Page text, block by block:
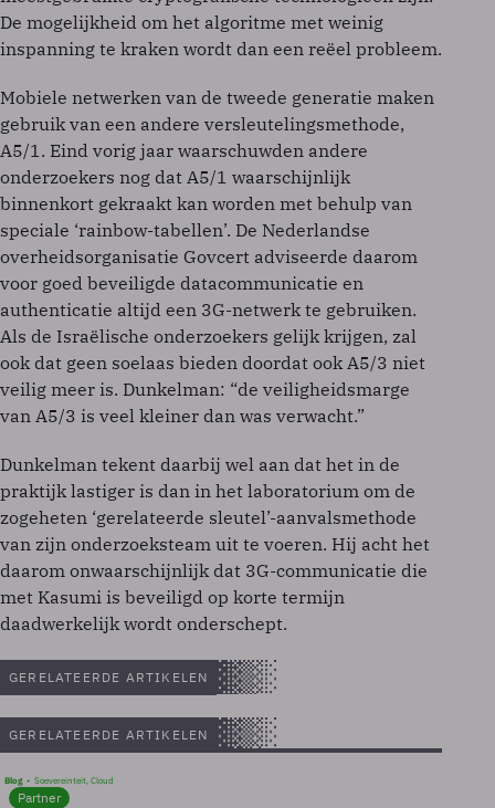
De mogelijkheid om het algoritme met weinig
inspanning te kraken wordt dan een reëel probleem.
Mobiele netwerken van de tweede generatie maken
gebruik van een andere versleutelingsmethode,
A5/1. Eind vorig jaar waarschuwden andere
onderzoekers nog dat A5/1 waarschijnlijk
binnenkort gekraakt kan worden met behulp van
speciale ‘rainbow-tabellen’. De Nederlandse
overheidsorganisatie Govcert adviseerde daarom
voor goed beveiligde datacommunicatie en
authenticatie altijd een 3G-netwerk te gebruiken.
Als de Israëlische onderzoekers gelijk krijgen, zal
ook dat geen soelaas bieden doordat ook A5/3 niet
veilig meer is. Dunkelman: “de veiligheidsmarge
van A5/3 is veel kleiner dan was verwacht.”
Dunkelman tekent daarbij wel aan dat het in de
praktijk lastiger is dan in het laboratorium om de
zogeheten ‘gerelateerde sleutel’-aanvalsmethode
van zijn onderzoeksteam uit te voeren. Hij acht het
daarom onwaarschijnlijk dat 3G-communicatie die
met Kasumi is beveiligd op korte termijn
daadwerkelijk wordt onderschept.
GERELATEERDE ARTIKELEN
GERELATEERDE ARTIKELEN
Blog Soevereinteit, Cloud
Partner